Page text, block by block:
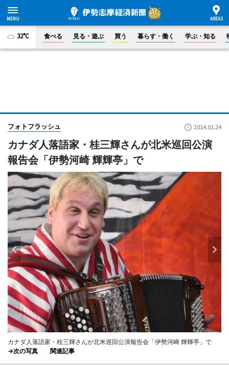
32°C 食べる 見る・遊ぶ 買う 暮らす・働く 学ぶ・知る
フォトフラッシュ 2014.01.24
カナダ人落語家・桂三輝さんが北米巡回公演
報告会「伊勢河崎 輝輝亭」で
カナダ人落語家・桂三輝さんが北米巡回公演報告会「伊勢河崎 輝輝亭」で
→次の写真
関連記事